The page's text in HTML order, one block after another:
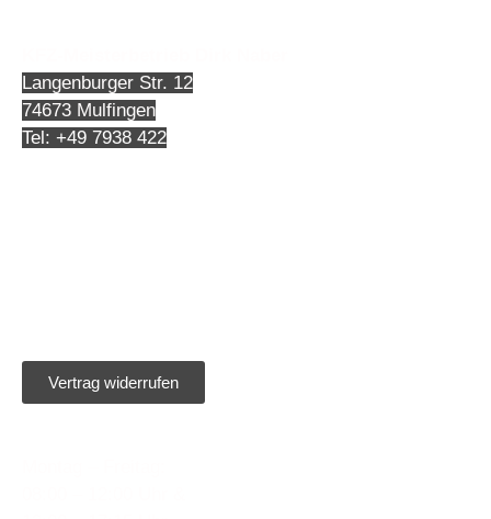
Langenburger Str. 12
74673 Mulfingen
Tel: +49 7938 422
Vertrag widerrufen